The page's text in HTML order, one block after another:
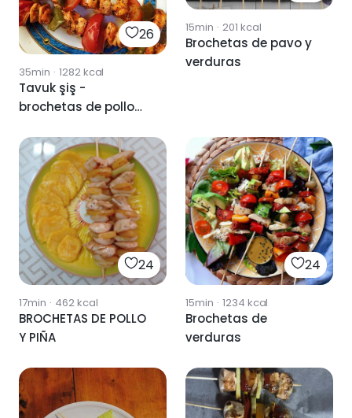
26
35min · 1282kcal
Tavuk şiş -
brochetas de pollo
15min · 201 kcal
Brochetas de pavo y
verduras
24
17min · 462kcal
BROCHETAS DE POLLO
Y PIÑA
24
15min · 1234 kcal
Brochetas de
verduras